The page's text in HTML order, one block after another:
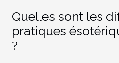
Quelles sont les
pratiques
?